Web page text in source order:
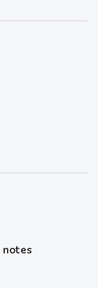
notes